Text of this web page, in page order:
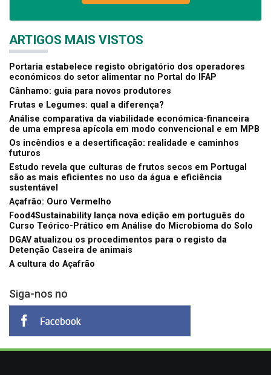
ARTIGOS MAIS VISTOS
Portaria estabelece registo obrigatório dos operadores
económicos do setor alimentar no Portal do IFAP
Cânhamo: guia para novos produtores
Frutas e Legumes: qual a diferença?
Análise comparativa da viabilidade económica-financeira
de uma empresa apícola em modo convencional e em MPB
Os incêndios e a desertificação: realidade e caminhos
futuros
Estudo revela que culturas de frutos secos em Portugal
são as mais eficientes no uso da água e eficiência
sustentável
Açafrão: Ouro Vermelho
Food4Sustainability lança nova edição em português do
Curso Teórico-Prático em Análise do Microbioma do Solo
DGAV atualizou os procedimentos para o registo da
Detenção Caseira de animais
A cultura do Açafrão
Siga-nos no